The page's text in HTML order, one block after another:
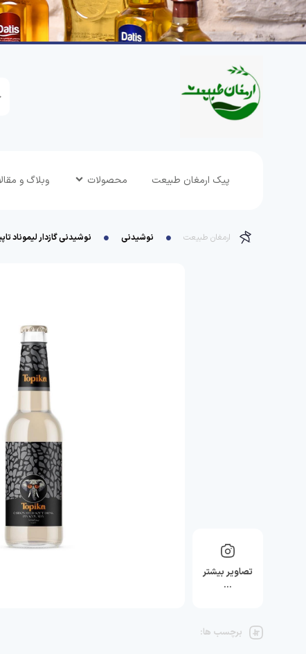
پیک ارمغان طبیعت محصولات وبلاگ و
ارمغان طبیعت نوشیدنی نوشیدنی گازدار لیموناد
تصاویر بیشتر
…
برچسب ها: